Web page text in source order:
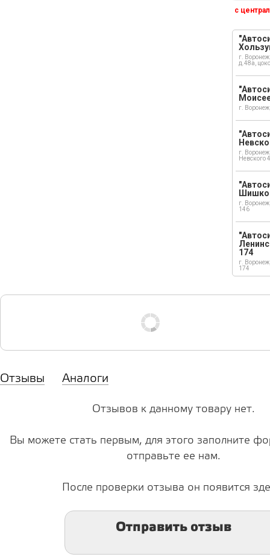
с
г.
д.48а,
г.
г.
Невского
г.
146
174
г.
174
Отзывы Аналоги
Отзывов к данному товару нет.
Вы можете стать первым, для этого заполните
отправьте ее нам.
После проверки отзыва он появится
Отправить отзыв